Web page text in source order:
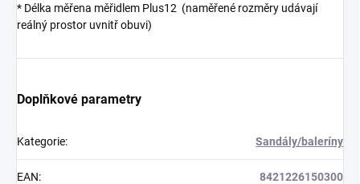
* Délka měřena měřidlem Plus12 (naměřené rozměry udávají
reálný prostor uvnitř obuvi)
Doplňkové parametry
Kategorie: Sandály/baleríny
EAN: 8421226150300